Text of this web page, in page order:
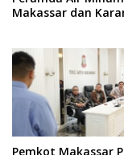
Makassar dan
Pemkot Makassar